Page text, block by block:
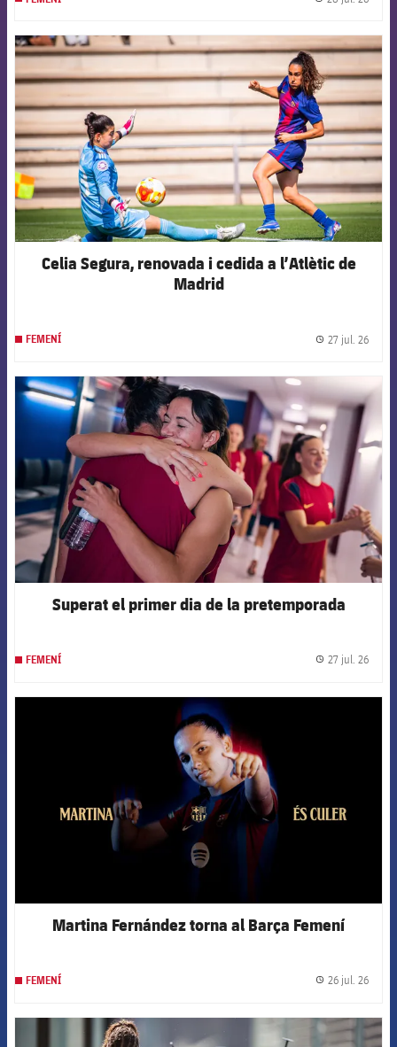
FCB Barcelona badge
Celia Segura, renovada i cedida a l’Atlètic de
Madrid
FEMENÍ 27 jul. 26
FCB Barcelona badge
Superat el primer dia de la pretemporada
FEMENÍ 27 jul. 26
FCB Barcelona badge
Martina Fernández torna al Barça Femení
FEMENÍ 26 jul. 26